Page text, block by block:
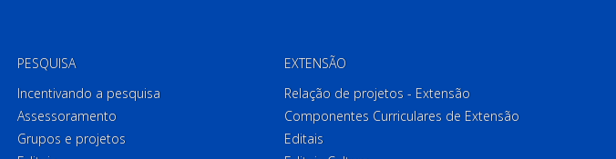
PESQUISA
Incentivando a pesquisa
Assessoramento
Grupos e projetos
EXTENSÃO
Relação de projetos - Extensão
Componentes Curriculares de Extensão
Editais